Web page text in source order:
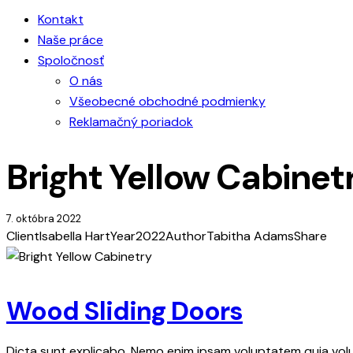
Kontakt
Naše práce
Spoločnosť
O nás
Všeobecné obchodné podmienky
Reklamačný poriadok
Bright Yellow
7. októbra 2022
ClientIsabella HartYear2022AuthorTabitha AdamsShare
Wood Sliding Doors